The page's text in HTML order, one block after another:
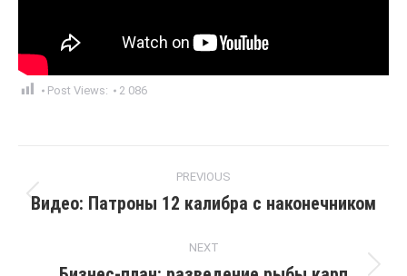
Post Views: 2 086
navigation
PREVIOUS
Previous
Видео: Патроны 12 калибра с наконечником
NEXT